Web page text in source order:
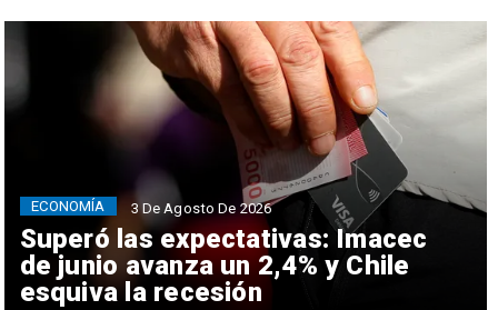
Superó las expectativas: Imacec
de junio avanza un 2,4% y Chile
esquiva la recesión
ECONOMÍA 3 De Agosto De 2026